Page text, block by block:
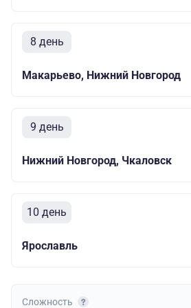
8 день
Макарьево, Нижний Новгород
9 день
Нижний Новгород, Чкаловск
10 день
Ярославль
Сложность